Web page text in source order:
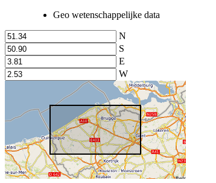
Geo wetenschappelijke data
N
S
E
W